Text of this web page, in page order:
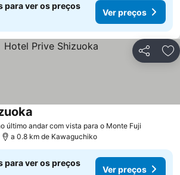
para ver os preços
Ver preços
Partilhar
último andar com vista para o Monte Fuji
a 0.8 km de Kawaguchiko
para ver os preços
Ver preços